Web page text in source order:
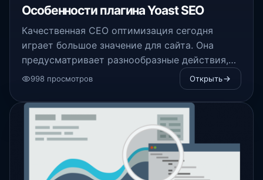
Особенности плагина Yoast SEO
Качественная СЕО оптимизация сегодня
играет большое значение для сайта. Она
предусматривает разнообразные действия,
целью которых является увеличение позиций
998 просмотров Открыть